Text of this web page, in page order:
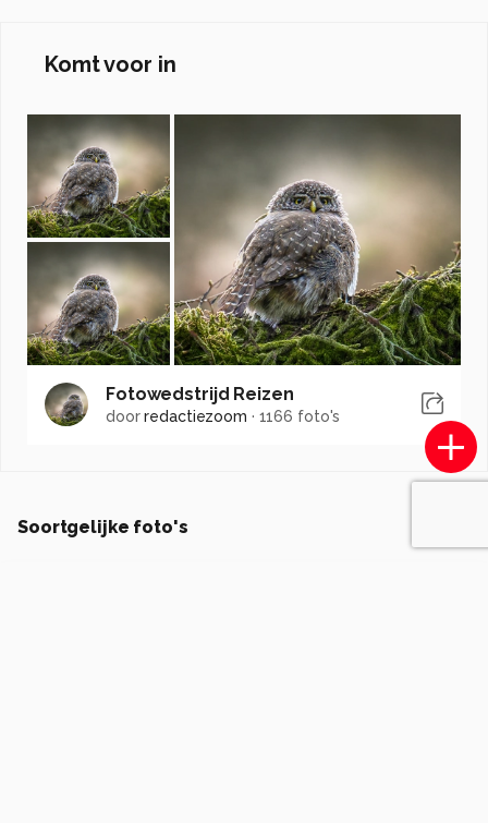
Komt voor in
Fotowedstrijd Reizen
doorredactiezoom · 1166 foto's
Soortgelijke foto's